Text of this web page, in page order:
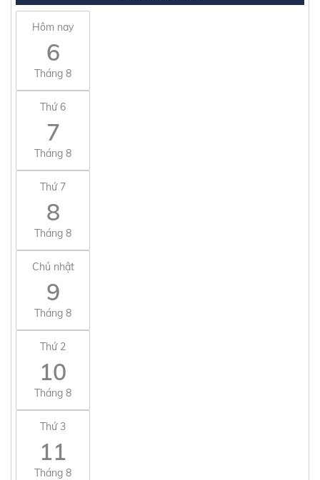
Hôm nay
6
Tháng 8
Thứ 6
7
Tháng 8
Thứ 7
8
Tháng 8
Chủ nhật
9
Tháng 8
Thứ 2
10
Tháng 8
Thứ 3
11
Tháng 8